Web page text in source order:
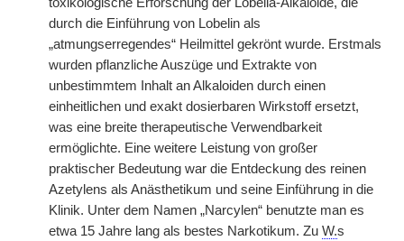
durch die Einführung von Lobelin als
„atmungserregendes“ Heilmittel gekrönt wurde. Erstmals
wurden pflanzliche Auszüge und Extrakte von
unbestimmtem Inhalt an Alkaloiden durch einen
einheitlichen und exakt dosierbaren Wirkstoff ersetzt,
was eine breite therapeutische Verwendbarkeit
ermöglichte. Eine weitere Leistung von großer
praktischer Bedeutung war die Entdeckung des reinen
Azetylens als Anästhetikum und seine Einführung in die
Klinik. Unter dem Namen „Narcylen“ benutzte man es
etwa 15 Jahre lang als bestes Narkotikum. Zu W.s